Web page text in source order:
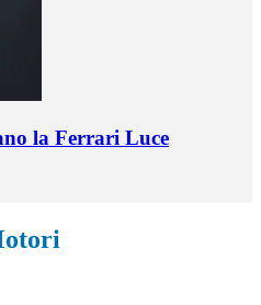
la Ferrari Luce